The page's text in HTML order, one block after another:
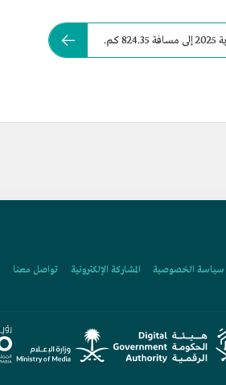
سياسة الخصوصية المشاركة الإلكترونية تواصل معنا